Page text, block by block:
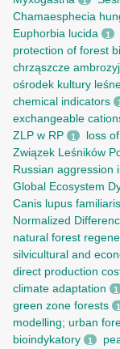
Chamaesphecia
Euphorbia lucida 1
protection of forest
chrząszcze
ośrodek kultury
chemical indicators
exchangeable
ZLP w RP 1 loss
Związek Leśników
Russian aggression
Global Ecosystem
Canis lupus familiaris
Normalized
natural forest
silvicultural and
direct production
climate adaptation 1
green zone forests 1
modelling; urban
bioindykatory 1